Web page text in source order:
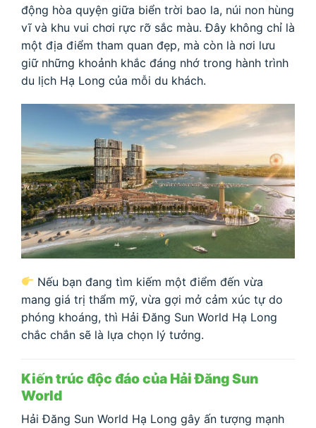
động hòa quyện giữa biển trời bao la, núi non hùng
vĩ và khu vui chơi rực rỡ sắc màu. Đây không chỉ là
một địa điểm tham quan đẹp, mà còn là nơi lưu
giữ những khoảnh khắc đáng nhớ trong hành trình
du lịch Hạ Long của mỗi du khách.
Nếu bạn đang tìm kiếm một điểm đến vừa
mang giá trị thẩm mỹ, vừa gợi mở cảm xúc tự do
phóng khoáng, thì Hải Đăng Sun World Hạ Long
chắc chắn sẽ là lựa chọn lý tưởng.
Kiến trúc độc đáo của Hải Đăng Sun
World
Hải Đăng Sun World Hạ Long gây ấn tượng mạnh